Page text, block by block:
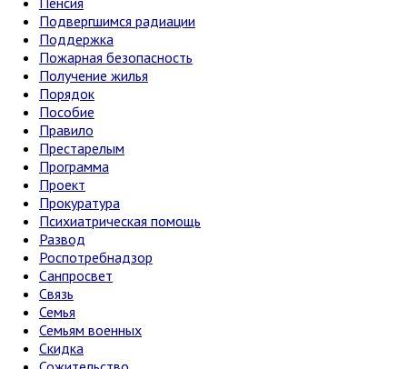
Подвергшимся радиации
Поддержка
Пожарная безопасность
Получение жилья
Порядок
Пособие
Правило
Престарелым
Программа
Проект
Прокуратура
Психиатрическая помощь
Развод
Роспотребнадзор
Санпросвет
Связь
Семья
Семьям военных
Скидка